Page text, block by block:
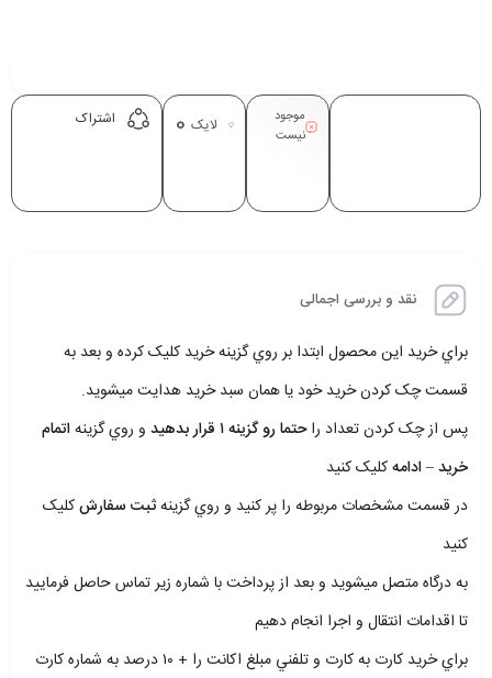
موجود
نیست
لایک 0 اشتراک
نقد و بررسی اجمالی
براي خريد اين محصول ابتدا بر روي گزينه خريد کليک کرده و بعد به
قسمت چک کردن خريد خود يا همان سبد خريد هدايت ميشويد.
پس از چک کردن تعداد راحتما رو گزينه ۱ قرار بدهيد و روي گزينهاتمام
خريد – ادامهکليک کنيد
در قسمت مشخصات مربوطه را پر کنيد و روي گزينهثبت سفارشکليک
کنيد
به درگاه متصل ميشويد و بعد از پرداخت با شماره زير تماس حاصل فرماييد
تا اقدامات انتقال و اجرا انجام دهيم
براي خريد کارت به کارت و تلفني مبلغ اکانت را + ۱۰ درصد به شماره کارت